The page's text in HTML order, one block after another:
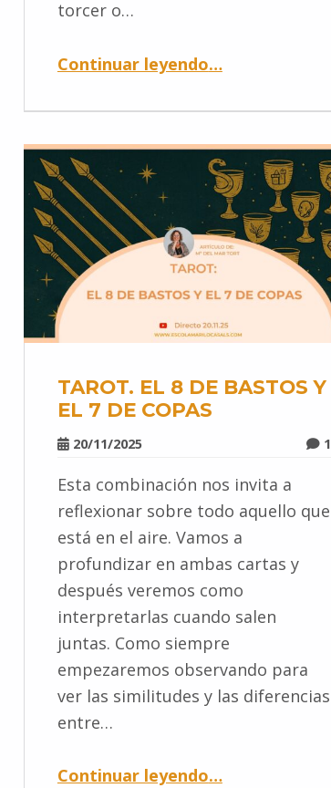
torcer o…
Continuar leyendo…
TAROT. EL 8 DE BASTOS Y
EL 7 DE COPAS
20/11/2025 1
Esta combinación nos invita a
reflexionar sobre todo aquello que
está en el aire. Vamos a
profundizar en ambas cartas y
después veremos como
interpretarlas cuando salen
juntas. Como siempre
empezaremos observando para
ver las similitudes y las diferencias
entre…
Continuar leyendo…